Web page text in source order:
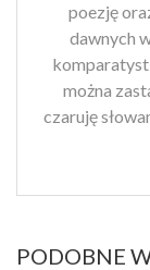
poezję
dawnych
można
czaruję
PODOBNE